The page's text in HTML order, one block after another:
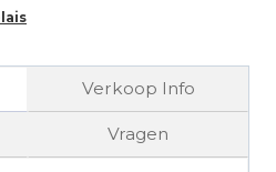
Verkoop Info
Vragen